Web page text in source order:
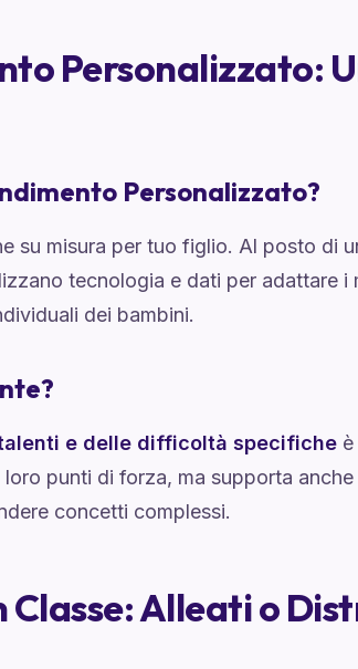
Personalizzato:
Personalizzato?
su misura per tuo figlio. Al posto di
tecnologia e dati per adattare i
dei bambini.
e delle difficoltà specifiche
punti di forza, ma supporta
concetti complessi.
Classe: Alleati o